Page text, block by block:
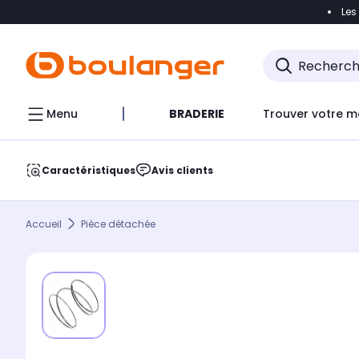
Accéder
Menu BRADERIE Trouver votre
Caractéristiques Avis clients
Accueil Pièce détachée